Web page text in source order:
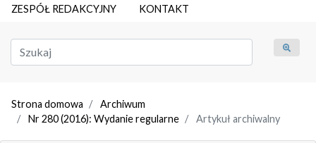
ZESPÓŁ REDAKCYJNY KONTAKT
Strona domowa
Archiwum
Nr 280 (2016): Wydanie regularne
Artykuł archiwalny